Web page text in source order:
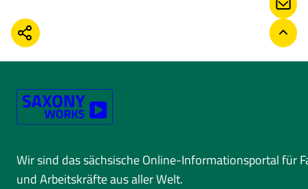
TEILEN
Wir sind das sächsische Online-Informationsportal für
und Arbeitskräfte aus aller Welt.